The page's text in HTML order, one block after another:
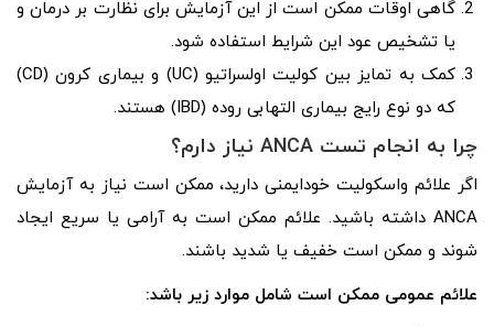
گاهی اوقات ممکن است از این آزمایش برای نظارت بر درمان و
یا تشخیص عود این شرایط استفاده شود.
کمک به تمایز بین کولیت اولسراتیو (UC) و بیماری کرون (CD)
که دو نوع رایج بیماری التهابی روده (IBD) هستند.
چرا به انجام تست ANCA نیاز دارم؟
اگر علائم واسکولیت خودایمنی دارید، ممکن است نیاز به آزمایش
ANCA داشته باشید. علائم ممکن است به آرامی یا سریع ایجاد
شوند و ممکن است خفیف یا شدید باشند.
علائم عمومی ممکن است شامل موارد زیر باشد: